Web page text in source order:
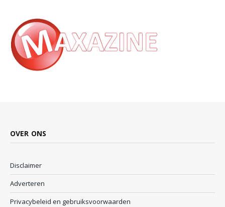
OVER ONS
Disclaimer
Adverteren
Privacybeleid en gebruiksvoorwaarden